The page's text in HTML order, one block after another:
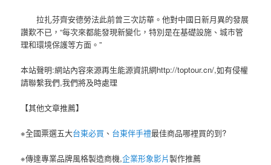
拉扎芬齊安德勞法此前曾三次訪華。他對中國日新月異的發展
讚歎不已，“每次來都能發現新變化，特別是在基礎設施、城市管
理和環境保護等方面。”
本站聲明:網站內容來源再生能源資訊網http://toptour.cn/,如有侵權
請聯繫我們,我們將及時處理
【其他文章推薦】
※全國票選五大台東必買 、 台東伴手禮最佳商品哪裡買的到?
※傳達專業品牌風格製造商機,企業形象影片製作推薦